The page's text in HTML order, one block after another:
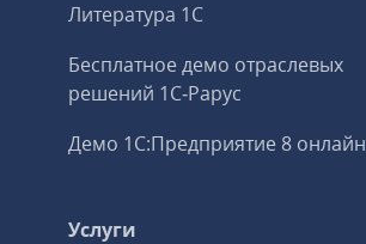
Литература 1С
Бесплатное демо отраслевых
решений 1С‑Рарус
Демо 1С:Предприятие 8 онлайн
Услуги